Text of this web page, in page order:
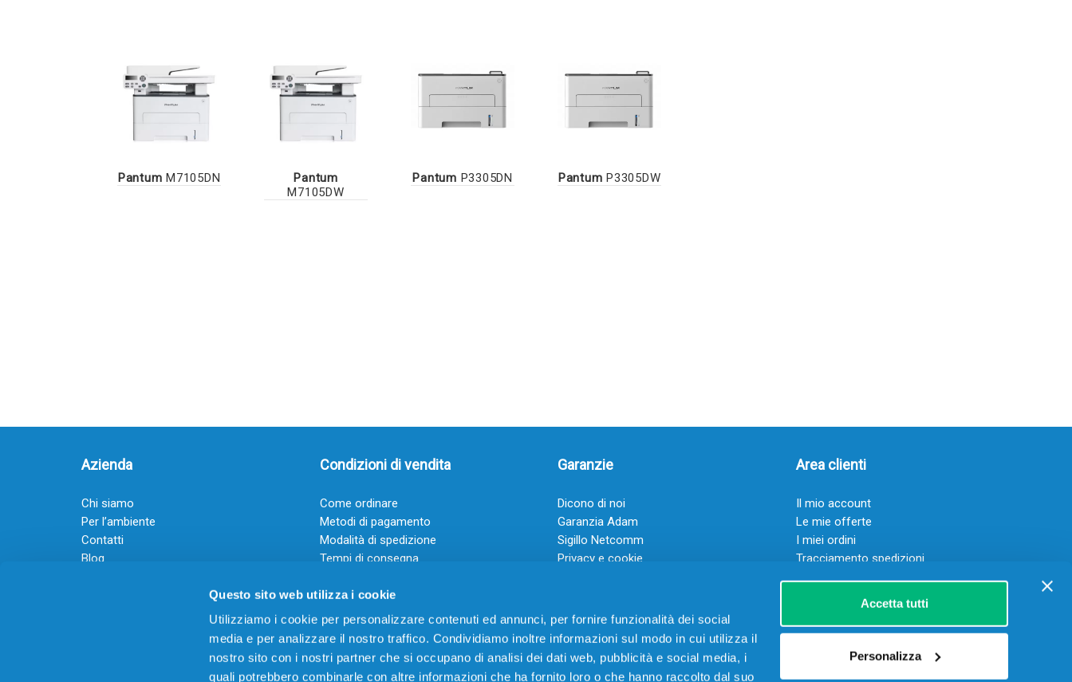
Questo sito web utilizza i cookie
Utilizziamo i cookie per personalizzare contenuti ed annunci, per fornire funzionalità dei social
media e per analizzare il nostro traffico. Condividiamo inoltre informazioni sul modo in cui utilizza il
nostro sito con i nostri partner che si occupano di analisi dei dati web, pubblicità e social media, i
quali potrebbero combinarle con altre informazioni che ha fornito loro o che hanno raccolto dal suo
Accetta tutti
Personalizza
Pantum M7105DN
Pantum
M7105DW
Pantum P3305DN Pantum P3305DW
Azienda
Chi siamo
Per l’ambiente
Contatti
Blog
Guadagna con il Dropship
Condizioni di vendita
Come ordinare
Metodi di pagamento
Modalità di spedizione
Tempi di consegna
Garanzie
Dicono di noi
Garanzia Adam
Sigillo Netcomm
Privacy e cookie
Area clienti
Il mio account
Le mie offerte
I miei ordini
Tracciamento spedizioni
Resi
Servizio clienti